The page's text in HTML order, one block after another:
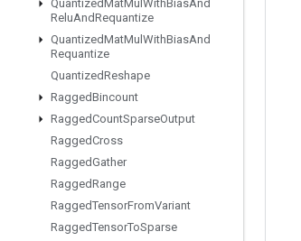
QuantizedMatMul WithBiasAnd
ReluAndRequantize
QuantizedMatMul WithBiasAnd
Requantize
QuantizedReshape
RaggedBincount
RaggedCountSparseOutput
RaggedCross
RaggedGather
RaggedRange
RaggedTensorFromVariant
RaggedTensorToSparse